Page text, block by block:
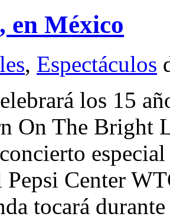
en México
, Espectáculos
los 15
On The Bright
Pepsi Center
tocará